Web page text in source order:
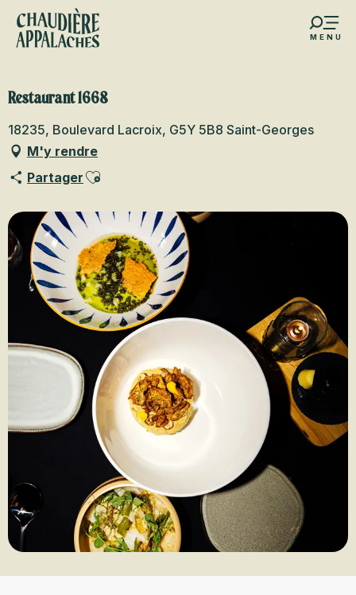
Aller
contenu
MENU
favoris
Restaurant 1668
18235, Boulevard Lacroix, G5Y 5B8 Saint-Georges
M'y rendre
Partager Ajouter aux favoris